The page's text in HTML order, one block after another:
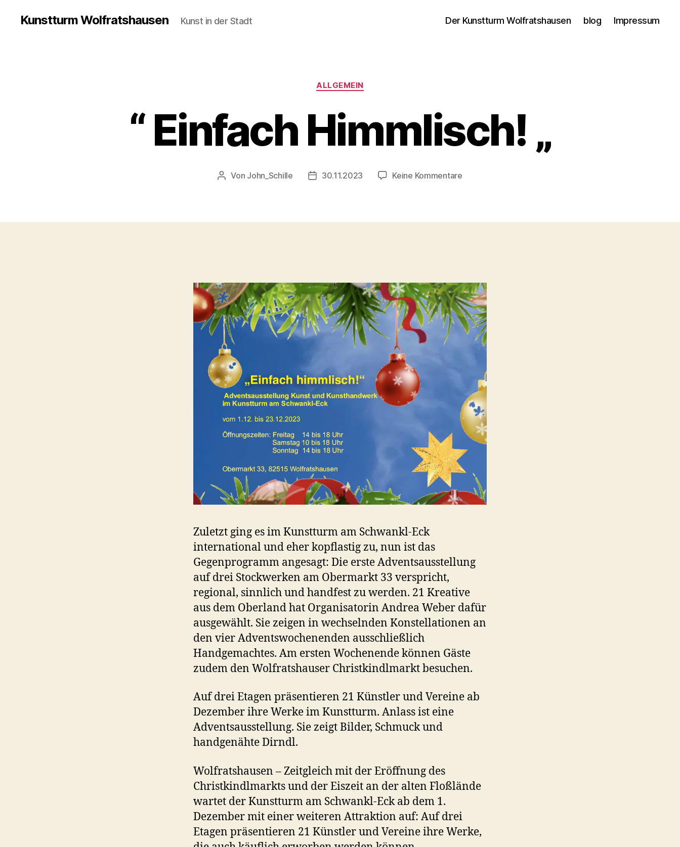
Kunstturm Wolfratshausen Kunst in der Stadt Der Kunstturm Wolfratshausen blog Impressum
Kategorien
ALLGEMEIN
“ Einfach Himmlisch! „
Beitragsautor
Von John_Schille Veröffentlichungsdatum
30.11.2023 Keine Kommentarezu
„
Zuletzt ging es im Kunstturm am Schwankl-Eck
international und eher kopflastig zu, nun ist das
Gegenprogramm angesagt: Die erste Adventsausstellung
auf drei Stockwerken am Obermarkt 33 verspricht,
regional, sinnlich und handfest zu werden. 21 Kreative
aus dem Oberland hat Organisatorin Andrea Weber dafür
ausgewählt. Sie zeigen in wechselnden Konstellationen an
den vier Adventswochenenden ausschließlich
Handgemachtes. Am ersten Wochenende können Gäste
zudem den Wolfratshauser Christkindlmarkt besuchen.
Auf drei Etagen präsentieren 21 Künstler und Vereine ab
Dezember ihre Werke im Kunstturm. Anlass ist eine
Adventsausstellung. Sie zeigt Bilder, Schmuck und
handgenähte Dirndl.
Wolfratshausen – Zeitgleich mit der Eröffnung des
Christkindlmarkts und der Eiszeit an der alten Floßlände
wartet der Kunstturm am Schwankl-Eck ab dem 1.
Dezember mit einer weiteren Attraktion auf: Auf drei
Etagen präsentieren 21 Künstler und Vereine ihre Werke,